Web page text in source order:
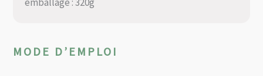
MODE D’EMPLOI